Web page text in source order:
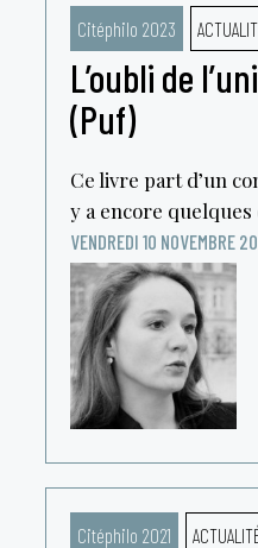
Citéphilo 2023
L’oubli de
(Puf)
Ce livre part d’un
y a encore quelques
VENDREDI 10 NOVEMBRE
Citéphilo 2021